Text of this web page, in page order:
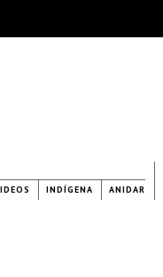
INDÍGENA ANIDAR